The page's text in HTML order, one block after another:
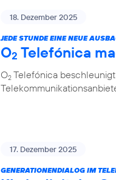
18. Dezember 2025
JEDE STUNDE EINE NEUE
O2 Telefónica
O2 Telefónica
17. Dezember 2025
GENERATIONENDIALOG IM